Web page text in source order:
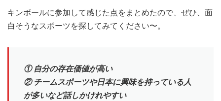
キンボールに参加して感じた点をまとめたので、ぜひ、面
白そうなスポーツを探してみてください〜。
① 自分の存在価値が高い
② チームスポーツや日本に興味を持っている人
が多いなど話しかけれやすい